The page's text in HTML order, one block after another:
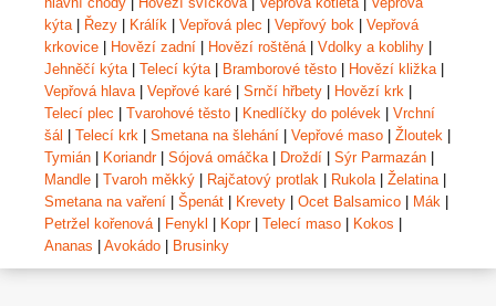
kýta| Řezy Králík Vepřová plec Vepřový bok
Vepřová
krkovice
Hovězí zadní Hovězí roštěná| Vdolky a koblihy
Jehněčí kýta| Telecí kýta| Bramborové těsto Hovězí kližka|
Vepřová hlava| Vepřové karé Srnčí hřbety Hovězí krk
Telecí plec
Tvarohové těsto Knedlíčky do polévek
Vrchní
šál
Telecí krk Smetana na šlehání Vepřové maso Žloutek
Tymián
Koriandr| Sójová omáčka| Droždí Sýr Parmazán
Mandle
Tvaroh měkký Rajčatový protlak Rukola| Želatina|
Smetana na vaření
Špenát Krevety Ocet Balsamico Mák
Petržel kořenová| Fenykl Kopr| Telecí maso Kokos
Ananas
Avokádo Brusinky